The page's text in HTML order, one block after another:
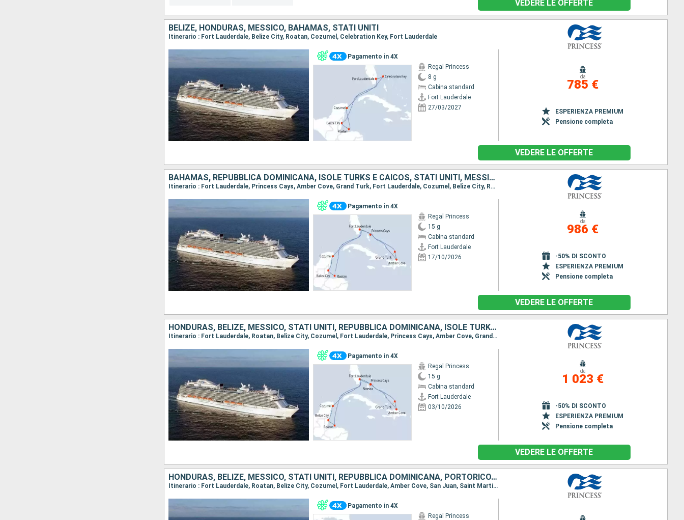
VEDERE LE OFFERTE
BELIZE, HONDURAS, MESSICO, BAHAMAS, STATI UNITI
Itinerario : Fort Lauderdale, Belize City, Roatan, Cozumel, Celebration Key, Fort Lauderdale
Pagamento in 4X
Regal Princess
8 g
Cabina standard
Fort Lauderdale
27/03/2027
da
785 €
ESPERIENZA PREMIUM
Pensione completa
VEDERE LE OFFERTE
BAHAMAS, REPUBBLICA DOMINICANA, ISOLE TURKS E CAICOS, STATI UNITI, MESSICO, BELIZE, HONDURAS
Itinerario : Fort Lauderdale, Princess Cays, Amber Cove, Grand Turk, Fort Lauderdale, Cozumel, Belize City, Roatan, Fort Lauderdale
Pagamento in 4X
Regal Princess
15 g
Cabina standard
Fort Lauderdale
17/10/2026
da
986 €
-50% DI SCONTO
ESPERIENZA PREMIUM
Pensione completa
VEDERE LE OFFERTE
HONDURAS, BELIZE, MESSICO, STATI UNITI, REPUBBLICA DOMINICANA, ISOLE TURKS E CAICOS, BAHAMAS
Itinerario : Fort Lauderdale, Roatan, Belize City, Cozumel, Fort Lauderdale, Princess Cays, Amber Cove, Grand Turk, Nassau, Fort Lauderdale
Pagamento in 4X
Regal Princess
15 g
Cabina standard
Fort Lauderdale
03/10/2026
da
1 023 €
-50% DI SCONTO
ESPERIENZA PREMIUM
Pensione completa
VEDERE LE OFFERTE
HONDURAS, BELIZE, MESSICO, STATI UNITI, REPUBBLICA DOMINICANA, PORTORICO, SAINT MARTIN
Itinerario : Fort Lauderdale, Roatan, Belize City, Cozumel, Fort Lauderdale, Amber Cove, San Juan, Saint Martin (Antilles Néerlandaises), Fort Lauderdale
Pagamento in 4X
Regal Princess